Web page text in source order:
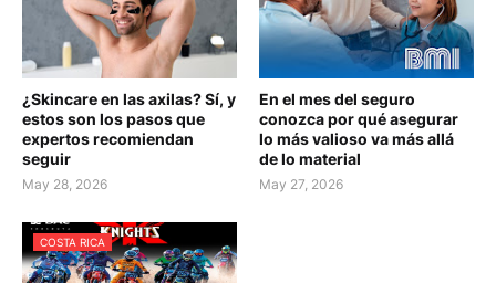
¿Skincare en las axilas? Sí, y
estos son los pasos que
expertos recomiendan
seguir
May 28, 2026
En el mes del seguro
conozca por qué asegurar
lo más valioso va más allá
de lo material
May 27, 2026
COSTA RICA